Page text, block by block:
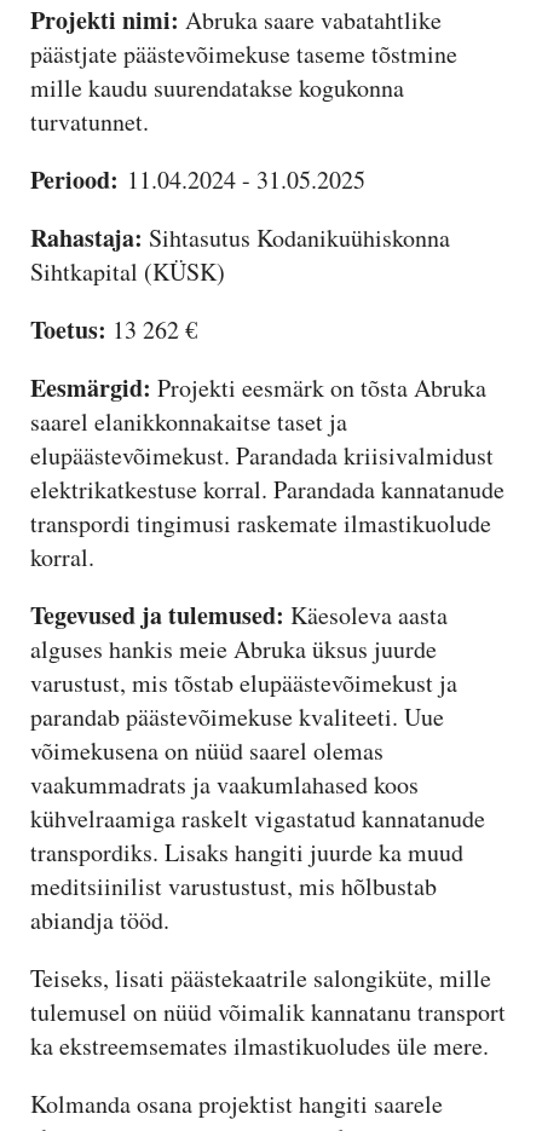
Projekti nimi: Abruka saare vabatahtlike
päästjate päästevõimekuse taseme tõstmine
mille kaudu suurendatakse kogukonna
turvatunnet.
Periood: 11.04.2024 - 31.05.2025
Rahastaja: Sihtasutus Kodanikuühiskonna
Sihtkapital (KÜSK)
Toetus: 13 262 €
Eesmärgid: Projekti eesmärk on tõsta Abruka
saarel elanikkonnakaitse taset ja
elupäästevõimekust. Parandada kriisivalmidust
elektrikatkestuse korral. Parandada kannatanude
transpordi tingimusi raskemate ilmastikuolude
korral.
Tegevused ja tulemused: Käesoleva aasta
alguses hankis meie Abruka üksus juurde
varustust, mis tõstab elupäästevõimekust ja
parandab päästevõimekuse kvaliteeti. Uue
võimekusena on nüüd saarel olemas
vaakummadrats ja vaakumlahased koos
kühvelraamiga raskelt vigastatud kannatanude
transpordiks. Lisaks hangiti juurde ka muud
meditsiinilist varustustust, mis hõlbustab
abiandja tööd.
Teiseks, lisati päästekaatrile salongiküte, mille
tulemusel on nüüd võimalik kannatanu transport
ka ekstreemsemates ilmastikuoludes üle mere.
Kolmanda osana projektist hangiti saarele